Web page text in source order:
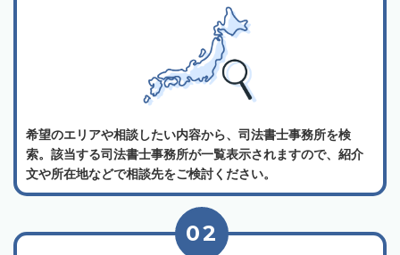
希望のエリアや相談したい内容から、司法書士事務所を検
索。該当する司法書士事務所が一覧表示されますので、紹介
文や所在地などで相談先をご検討ください。
02